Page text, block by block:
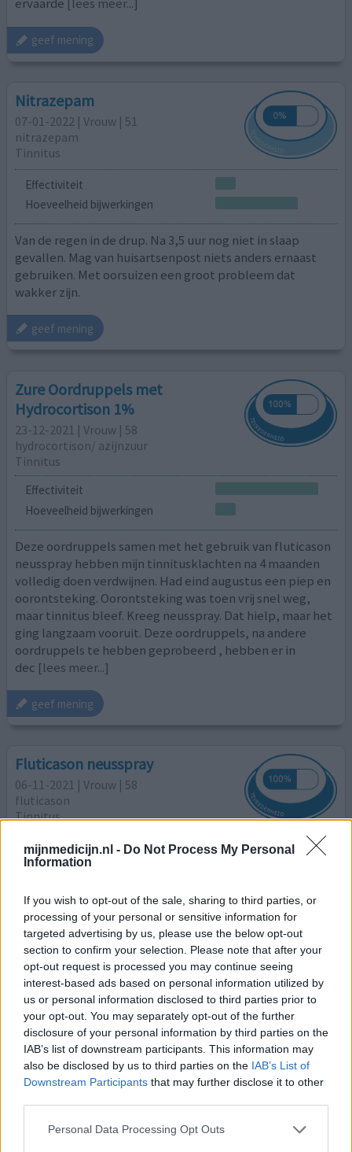
mijnmedicijn.nl - Do Not Process My Personal
Information
If you wish to opt-out of the sale, sharing to third parties, or
processing of your personal or sensitive information for
targeted advertising by us, please use the below opt-out
section to confirm your selection. Please note that after your
opt-out request is processed you may continue seeing
interest-based ads based on personal information utilized by
us or personal information disclosed to third parties prior to
your opt-out. You may separately opt-out of the further
disclosure of your personal information by third parties on the
IAB’s list of downstream participants. This information may
also be disclosed by us to third parties on the IAB’s List of
Downstream Participants that may further disclose it to other
Personal Data Processing Opt Outs
geef mening
Nitrazepam
07-01-2022 | Vrouw | 51
nitrazepam
Tinnitus
Effectiviteit
Hoeveelheid bijwerkingen
Van de regen in de drup. Na 3,5 uur nog niet in slaap
gevallen. Mag van huisartsenpost niets anders ernaast
gebruiken. Met oorsuizen een groot probleem dat
wakker zijn.
geef mening
Zure Oordruppels met
Hydrocortison 1%
23-12-2021 | Vrouw | 58
hydrocortison/ azijnzuur
Tinnitus
Effectiviteit
Hoeveelheid bijwerkingen
Deze oordruppels samen met het gebruik van fluticason
neusspray hebben mijn tinnitusklachten na 4 maanden
volledig doen verdwijnen. Had eind augustus een piep en
oorontsteking. Oorontsteking was toen vrij snel weg,
maar tinnitus bleef. Kreeg neusspray. Dat hielp, maar het
ging langzaam vooruit. Deze oordruppels, na andere
oordruppels te hebben geprobeerd , hebben er in
dec [lees meer...]
geef mening
Fluticason neusspray
06-11-2021 | Vrouw | 58
fluticason
Tinnitus
Effectiviteit
Hoeveelheid bijwerkingen
Had een kleine oorontsteking met oorsuizen.
Oorontsteking was snel weg met druppels, maar het
oorsuizen bleef. Neusspray gekregen en heel langzaam
(met terugslagen) nam het oorsuizen af. Wel belangrijk
dat de neus open blijft. Ook met zoutoplossing sprayen.
Na ruim 1 maand is het oorsuizen weg. Zal de neusspray
nog een tijdje blijven gebruiken.
geef mening
Quetiapine
12-05-2020 | Man | 34